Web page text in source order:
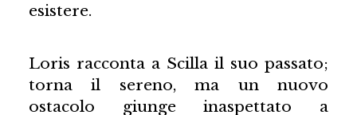
esistere.
Loris racconta a Scilla il suo passato;
torna il sereno, ma un nuovo
ostacolo giunge inaspettato a